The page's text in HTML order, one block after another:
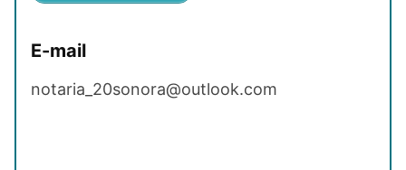
E-mail
notaria_20sonora@outlook.com